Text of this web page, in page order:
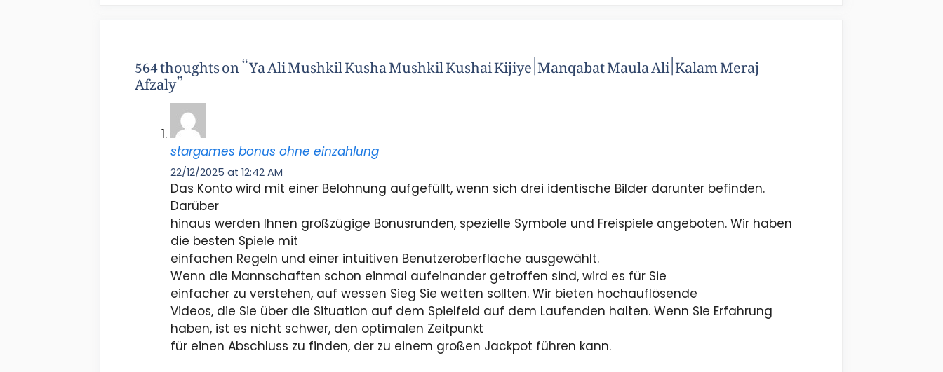
564 thoughts on “Ya Ali Mushkil Kusha Mushkil Kushai Kijiye | Manqabat Maula Ali | Kalam Meraj
Afzaly”
stargames bonus ohne einzahlung
22/12/2025 at 12:42 AM
Das Konto wird mit einer Belohnung aufgefüllt, wenn sich drei identische Bilder darunter befinden.
Darüber
hinaus werden Ihnen großzügige Bonusrunden, spezielle Symbole und Freispiele angeboten. Wir haben
die besten Spiele mit
einfachen Regeln und einer intuitiven Benutzeroberfläche ausgewählt.
Wenn die Mannschaften schon einmal aufeinander getroffen sind, wird es für Sie
einfacher zu verstehen, auf wessen Sieg Sie wetten sollten. Wir bieten hochauflösende
Videos, die Sie über die Situation auf dem Spielfeld auf dem Laufenden halten. Wenn Sie Erfahrung
haben, ist es nicht schwer, den optimalen Zeitpunkt
für einen Abschluss zu finden, der zu einem großen Jackpot führen kann.